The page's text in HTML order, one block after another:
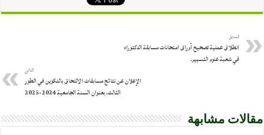
السابق
انطلاق عملية تصحيح أوراق امتحانات مسابقة الدكتوراه
في شعبة علوم التسيير.
التالي
الإعلان عن نتائج مسابقات الالتحاق بالتكوين في الطور
الثالث، بعنوان السنة الجامعية 2024-2025
مقالات مشابهة